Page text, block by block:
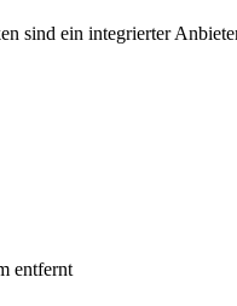
sind ein integrierter
entfernt